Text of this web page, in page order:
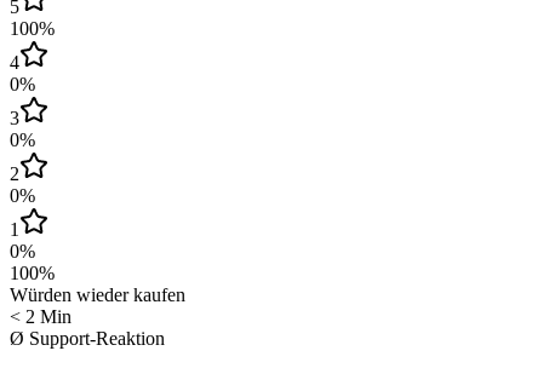
5
100%
4
0%
3
0%
2
0%
1
0%
100%
Würden wieder kaufen
< 2 Min
Ø Support-Reaktion